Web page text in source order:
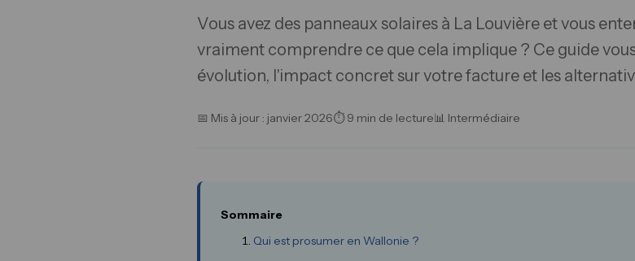
Vous avez des panneaux solaires à La Louvière et vous
vraiment comprendre ce que cela implique ? Ce guide
évolution, l'impact concret sur votre facture et les
📅 Mis à jour : janvier 2026⏱ 9 min de lecture📊 Intermédiaire
Sommaire
Qui est prosumer en Wallonie ?